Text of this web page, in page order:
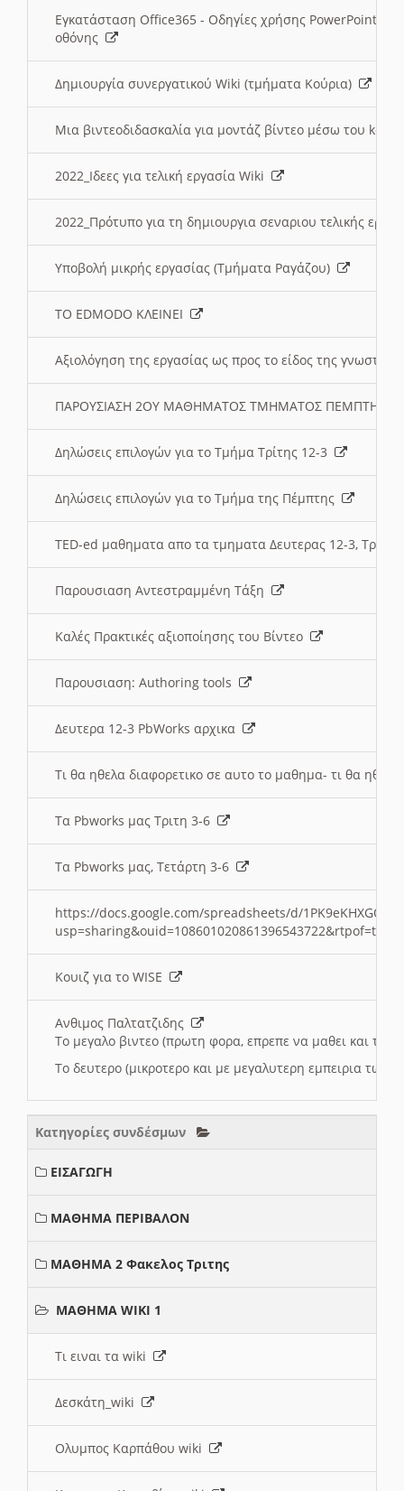
Εγκατάσταση Office365 - Οδηγίες χρήσης PowerPoint
οθόνης
Δημιουργία συνεργατικού Wiki (τμήματα Κούρια)
Μια βιντεοδιδασκαλία για μοντάζ βίντεο μέσω του
2022_Ιδεες για τελική εργασία Wiki
2022_Πρότυπο για τη δημιουργια σεναριου τελικής
Υποβολή μικρής εργασίας (Τμήματα Ραγάζου)
ΤΟ EDMODO ΚΛΕΙΝΕΙ
Αξιολόγηση της εργασίας ως προς το είδος της
ΠΑΡΟΥΣΙΑΣΗ 2ΟΥ ΜΑΘΗΜΑΤΟΣ ΤΜΗΜΑΤΟΣ
Δηλώσεις επιλογών για το Τμήμα Τρίτης 12-3
Δηλώσεις επιλογών για το Τμήμα της Πέμπτης
TED-ed μαθηματα απο τα τμηματα Δευτερας 12-3,
Παρουσιαση Αντεστραμμένη Τάξη
Καλές Πρακτικές αξιοποίησης του Βίντεο
Παρουσιαση: Authoring tools
Δευτερα 12-3 PbWorks αρχικα
Τι θα ηθελα διαφορετικο σε αυτο το μαθημα- τι θα
Τα Pbworks μας Τριτη 3-6
Τα Pbworks μας, Τετάρτη 3-6
https://docs.google.com/spreadsheets/d/
Κουιζ για το WISE
Ανθιμος Παλτατζιδης
Το μεγαλο βιντεο (πρωτη φορα, επρεπε να μαθει και το
Το δευτερο (μικροτερο και με μεγαλυτερη εμπειρια
Κατηγορίες συνδέσμων
ΕΙΣΑΓΩΓΗ
ΜΑΘΗΜΑ ΠΕΡΙΒΑΛΟΝ
ΜΑΘΗΜΑ 2 Φακελος Τριτης
ΜΑΘΗΜΑ WIKI 1
Τι ειναι τα wiki
Δεσκάτη_wiki
Ολυμπος Καρπάθου wiki